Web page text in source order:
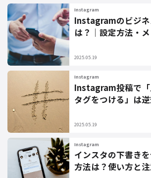
Instagram
Instagramのビジネ
は？｜設定方法・
2025.05.19
Instagram
Instagram投稿で「
タグをつける」は
2025.05.19
Instagram
インスタの下書き
方法は？使い方と